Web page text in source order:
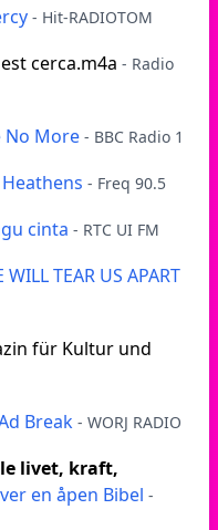
- Hit-RADIOTOM
cerca.m4a - Radio
No More - BBC Radio 1
Heathens - Freq 90.5
cinta - RTC UI FM
WILL TEAR US APART
für Kultur und
Break - WORJ RADIO
livet, kraft,
en åpen Bibel -